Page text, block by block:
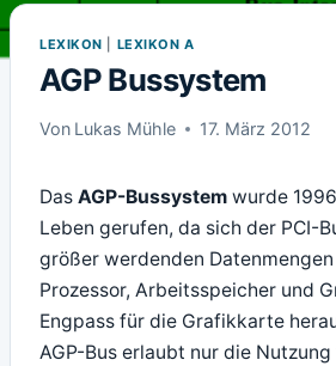
LEXIKON LEXIKON A
AGP Bussystem
Von Lukas Mühle 17. März 2012
Das AGP-Bussystem wurde
Leben gerufen, da sich der PCI-
größer werdenden
Prozessor, Arbeitsspeicher und
Engpass für die Grafikkarte
AGP-Bus erlaubt nur die